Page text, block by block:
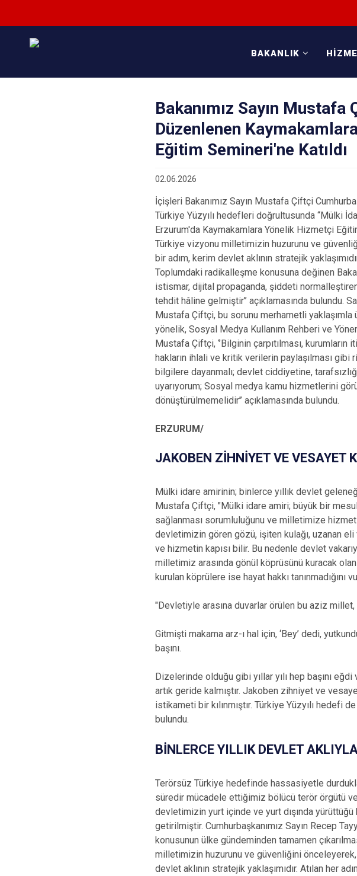
BAKANLIK
Bakanımız Sayın
Düzenlenen
Eğitim Semineri'ne Katıldı
02.06.2026
İçişleri Bakanımız Sayın Mustafa Çiftçi
Türkiye Yüzyılı hedefleri doğrultusunda “Mülki
Erzurum'da Kaymakamlara Yönelik Hizmetçi
Türkiye vizyonu milletimizin huzurunu ve
bir adım, kerim devlet aklının stratejik
Toplumdaki radikalleşme konusuna değinen
istismar, dijital propaganda, şiddeti
tehdit hâline gelmiştir’’ açıklamasında bulundu.
Mustafa Çiftçi, bu sorunu merhametli yaklaşımla
yönelik, Sosyal Medya Kullanım Rehberi ve
Mustafa Çiftçi, ‘’Bilginin çarpıtılması,
hakların ihlali ve kritik verilerin paylaşılması gibi
bilgilere dayanmalı; devlet ciddiyetine,
uyarıyorum; Sosyal medya kamu hizmetlerini
dönüştürülmemelidir’’ açıklamasında bulundu.
ERZURUM/
JAKOBEN ZİHNİYET VE VESAYET
Mülki idare amirinin; binlerce yıllık devlet
Mustafa Çiftçi, "Mülki idare amiri; büyük bir
sağlanması sorumluluğunu ve milletimize
devletimizin gören gözü, işiten kulağı, uzanan eli
ve hizmetin kapısı bilir. Bu nedenle devlet
milletimiz arasında gönül köprüsünü kuracak
kurulan köprülere ise hayat hakkı tanınmadığını
"Devletiyle arasına duvarlar örülen bu aziz
Gitmişti makama arz-ı hal için, ‘Bey’ dedi,
başını.
Dizelerinde olduğu gibi yıllar yılı hep başını
artık geride kalmıştır. Jakoben zihniyet ve
istikameti bir kılınmıştır. Türkiye Yüzyılı hedefi
bulundu.
BİNLERCE YILLIK DEVLET
Terörsüz Türkiye hedefinde hassasiyetle
süredir mücadele ettiğimiz bölücü terör örgütü
devletimizin yurt içinde ve yurt dışında
getirilmiştir. Cumhurbaşkanımız Sayın Recep
konusunun ülke gündeminden tamamen
milletimizin huzurunu ve güvenliğini
devlet aklının stratejik yaklaşımıdır. Atılan her